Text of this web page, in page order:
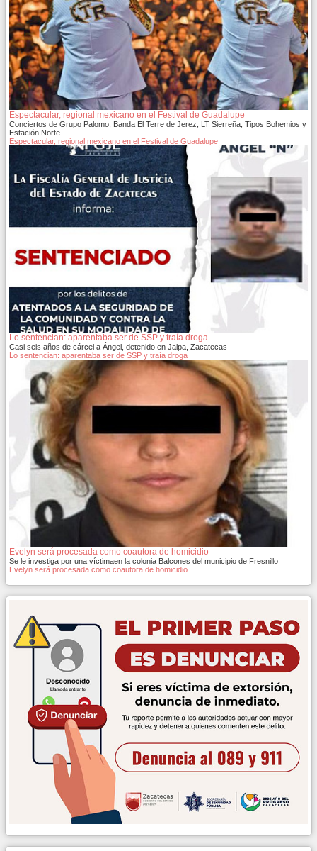
Espectacular, regional mexicano en el Festival de Guadalupe
Conciertos de Grupo Palomo, Banda El Terre de Jerez, LT Sierreña, Tipos Bohemios y
Estación Norte
Espectacular, regional mexicano en el Festival de Guadalupe
Lo sentencian: aparentaba ser de SSP y traía droga
Casi seis años de cárcel a Ángel, detenido en Jalpa, Zacatecas
Lo sentencian: aparentaba ser de SSP y traía droga
Evelyn será procesada como coautora de homicidio
Se le investiga por una víctimaen la colonia Balcones del municipio de Fresnillo
Evelyn será procesada como coautora de homicidio